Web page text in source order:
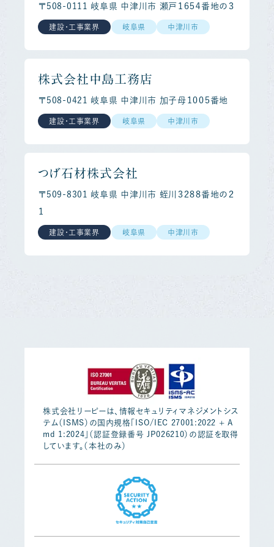
〒508-0111 岐阜県 中津川市 瀬戸１６５４番地の３
建設・工事業界 岐阜県 中津川市
株式会社中島工務店
〒508-0421 岐阜県 中津川市 加子母１００５番地
建設・工事業界 岐阜県 中津川市
つげ石材株式会社
〒509-8301 岐阜県 中津川市 蛭川３２８８番地の２
１
建設・工事業界 岐阜県 中津川市
株式会社リーピーは、情報セキュリティマネジメントシス
テム（ISMS）の国内規格「ISO/IEC 27001:2022 + A
md 1:2024」（認証登録番号 JP026210）の認証を取得
しています。（本社のみ）